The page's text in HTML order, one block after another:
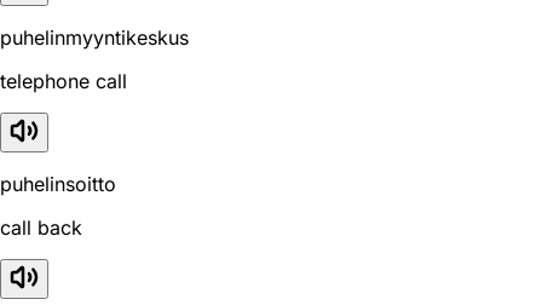
puhelinmyyntikeskus
telephone call
puhelinsoitto
call back